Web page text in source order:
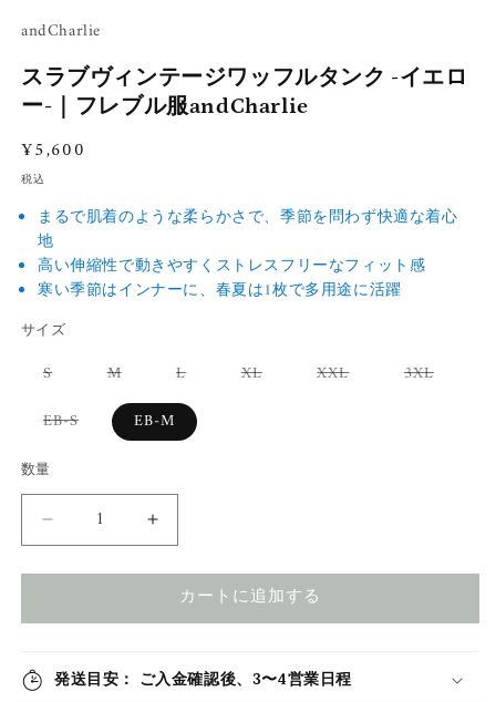
andCharlie
スラブヴィンテージワッフルタンク -イエロ
ー-｜フレブル服andCharlie
通常価格
¥5,600
税込
まるで肌着のような柔らかさで、季節を問わず快適な着心
地
高い伸縮性で動きやすくストレスフリーなフィット感
寒い季節はインナーに、春夏は1枚で多用途に活躍
サイズ
S M L XL XXL 3XL
EB-S
バリエーションは売り切れているか販売できません
EB-M
数量
スラブヴィンテージワッフルタンク -イエロー-
スラブヴィンテージワッフルタンク -
カートに追加する
発送目安： ご入金確認後、3〜4営業日程